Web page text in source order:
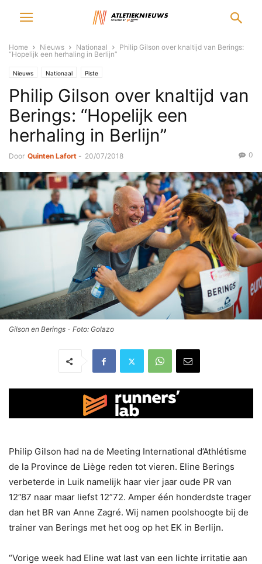
Home Nieuws Nationaal
Philip Gilson over knaltijd van Berings:
“Hopelijk een herhaling in Berlijn”
Nieuws Nationaal Piste
Philip Gilson over knaltijd van
Berings: “Hopelijk een
herhaling in Berlijn”
Door Quinten Lafort - 20/07/2018 0
Gilson en Berings - Foto: Golazo
Philip Gilson had na de Meeting International d’Athlétisme
de la Province de Liège reden tot vieren. Eline Berings
verbeterde in Luik namelijk haar vier jaar oude PR van
12”87 naar maar liefst 12”72. Amper één honderdste trager
dan het BR van Anne Zagré. Wij namen poolshoogte bij de
trainer van Berings met het oog op het EK in Berlijn.
“Vorige week had Eline wat last van een lichte irritatie aan